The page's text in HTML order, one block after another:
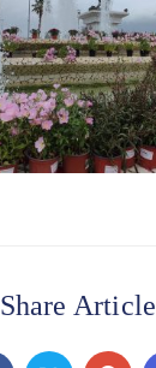
Share Article